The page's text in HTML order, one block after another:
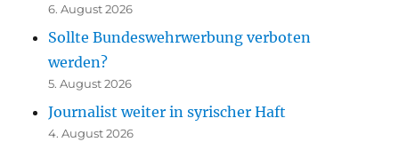
6. August 2026
Sollte Bundeswehrwerbung verboten
werden?
5. August 2026
Journalist weiter in syrischer Haft
4. August 2026